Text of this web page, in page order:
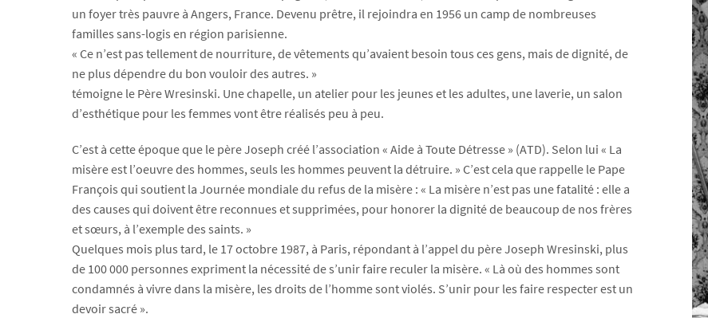
un foyer très pauvre à Angers, France. Devenu prêtre, il rejoindra en 1956 un camp de nombreuses
familles sans-logis en région parisienne.
« Ce n’est pas tellement de nourriture, de vêtements qu’avaient besoin tous ces gens, mais de dignité, de
ne plus dépendre du bon vouloir des autres. »
témoigne le Père Wresinski. Une chapelle, un atelier pour les jeunes et les adultes, une laverie, un salon
d’esthétique pour les femmes vont être réalisés peu à peu.
C’est à cette époque que le père Joseph créé l’association « Aide à Toute Détresse » (ATD). Selon lui « La
misère est l’oeuvre des hommes, seuls les hommes peuvent la détruire. » C’est cela que rappelle le Pape
François qui soutient la Journée mondiale du refus de la misère : « La misère n’est pas une fatalité : elle a
des causes qui doivent être reconnues et supprimées, pour honorer la dignité de beaucoup de nos frères
et sœurs, à l’exemple des saints. »
Quelques mois plus tard, le 17 octobre 1987, à Paris, répondant à l’appel du père Joseph Wresinski, plus
de 100 000 personnes expriment la nécessité de s’unir faire reculer la misère. « Là où des hommes sont
condamnés à vivre dans la misère, les droits de l’homme sont violés. S’unir pour les faire respecter est un
devoir sacré ».